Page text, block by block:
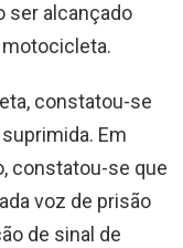
ser alcançado
motocicleta.
constatou-se
Em
constatou-se que
voz de prisão
de sinal de